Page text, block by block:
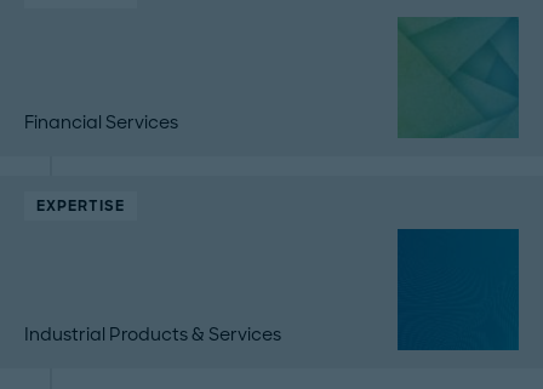
Financial Services
EXPERTISE
Industrial Products & Services